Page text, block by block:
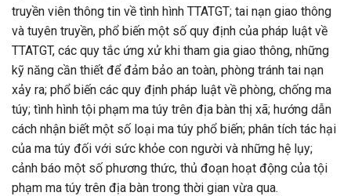
truyền viên thông tin về tình hình TTATGT; tai nạn giao thông
và tuyên truyền, phổ biến một số quy định của pháp luật về
TTATGT, các quy tắc ứng xử khi tham gia giao thông, những
kỹ năng cần thiết để đảm bảo an toàn, phòng tránh tai nạn
xảy ra; phổ biến các quy định pháp luật về phòng, chống ma
túy; tình hình tội phạm ma túy trên địa bàn thị xã; hướng dẫn
cách nhận biết một số loại ma túy phổ biến; phân tích tác hại
của ma túy đối với sức khỏe con người và những hệ lụy;
cảnh báo một số phương thức, thủ đoạn hoạt động của tội
phạm ma túy trên địa bàn trong thời gian vừa qua.